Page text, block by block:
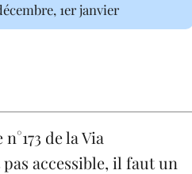
1er janvier
de la Via
accessible, il faut un